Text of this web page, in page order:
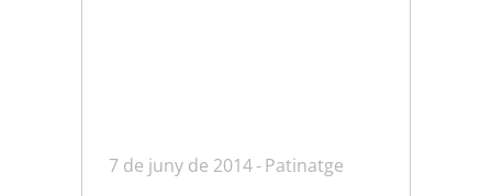
7 de juny de 2014 Patinatge